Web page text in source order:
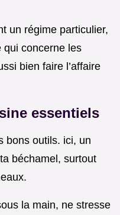
un régime particulier,
qui concerne les
bien faire l’affaire
essentiels
bons outils. ici, un
béchamel, surtout
la main, ne stresse